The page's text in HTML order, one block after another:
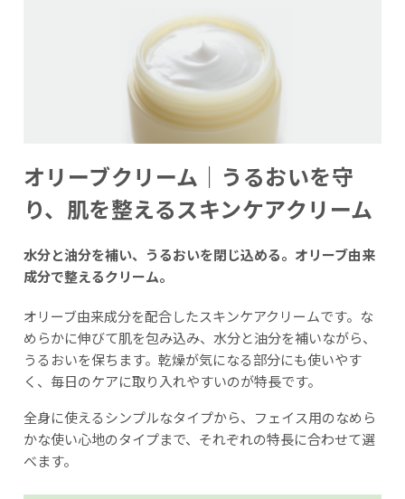
オリーブクリーム｜うるおいを守
り、肌を整えるスキンケアクリーム
水分と油分を補い、うるおいを閉じ込める。オリーブ由来
成分で整えるクリーム。
オリーブ由来成分を配合したスキンケアクリームです。な
めらかに伸びて肌を包み込み、水分と油分を補いながら、
うるおいを保ちます。乾燥が気になる部分にも使いやす
く、毎日のケアに取り入れやすいのが特長です。
全身に使えるシンプルなタイプから、フェイス用のなめら
かな使い心地のタイプまで、それぞれの特長に合わせて選
べます。